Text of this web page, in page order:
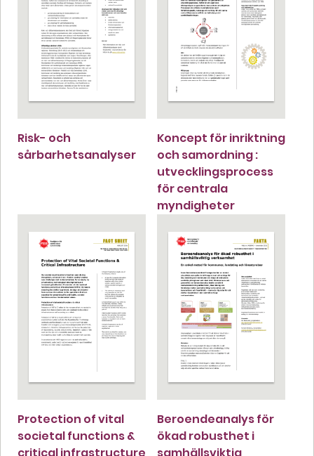
Risk- och
sårbarhetsanalyser
Koncept för inriktning
och samordning :
utvecklingsprocess
för centrala
myndigheter
Protection of vital
societal functions &
Beroendeanalys för
ökad robusthet i